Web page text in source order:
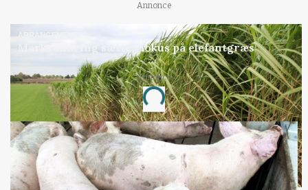
Annonce
ARRANGEMENT
Markvandring sætter fokus på elefantgræs
Annonce
Loading...